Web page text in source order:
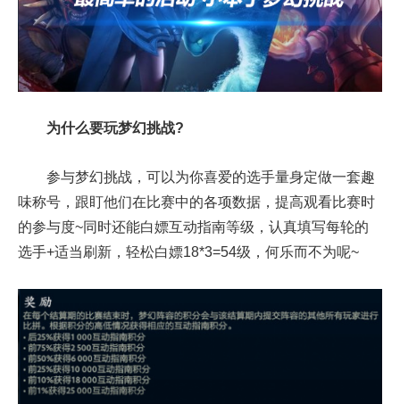
为什么要玩梦幻挑战?
参与梦幻挑战，可以为你喜爱的选手量身定做一套趣
味称号，跟盯他们在比赛中的各项数据，提高观看比赛时
的参与度~同时还能白嫖互动指南等级，认真填写每轮的
选手+适当刷新，轻松白嫖18*3=54级，何乐而不为呢~